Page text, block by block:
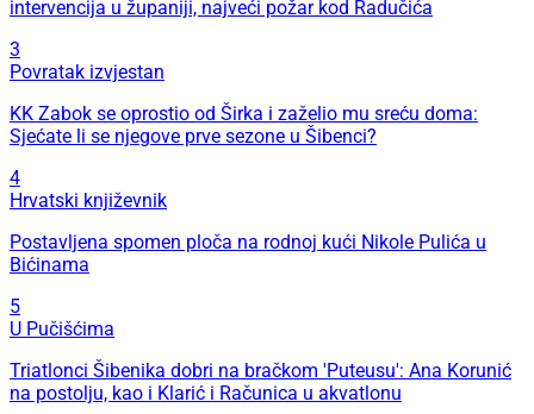
intervencija u županiji, najveći požar kod Radučića
3
Povratak izvjestan
KK Zabok se oprostio od Širka i zaželio mu sreću doma:
Sjećate li se njegove prve sezone u Šibenci?
4
Hrvatski književnik
Postavljena spomen ploča na rodnoj kući Nikole Pulića u
Bićinama
5
U Pučišćima
Triatlonci Šibenika dobri na bračkom 'Puteusu': Ana Korunić
na postolju, kao i Klarić i Računica u akvatlonu